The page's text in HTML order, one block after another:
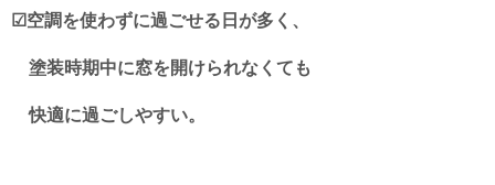
☑空調を使わずに過ごせる日が多く、
塗装時期中に窓を開けられなくても
快適に過ごしやすい。